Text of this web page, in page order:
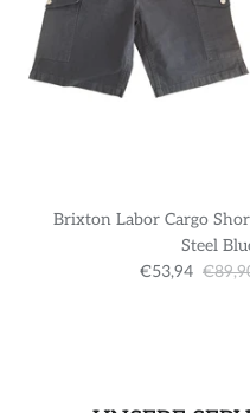
Brixton Labor Cargo
Steel
€53,94